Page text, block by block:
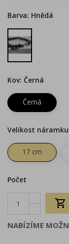
Barva: Hnědá
Hnědá
Kov: Černá
Černá
Velikost
17 cm
Počet

NABÍZÍME